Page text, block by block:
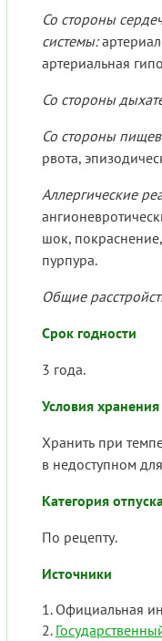
Со стороны
системы:
артериальная
Со стороны
Со стороны
рвота,
Аллергические
шок,
пурпура.
Общие
Срок годности
3 года.
Условия хранения
Хранить при
в недоступном
Категория
По рецепту.
Источники
Официальная